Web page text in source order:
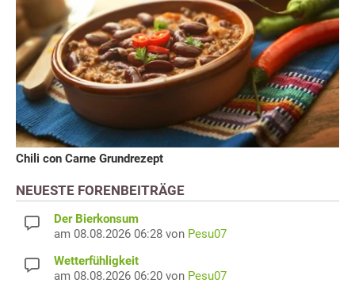
Chili con Carne Grundrezept
NEUESTE FORENBEITRÄGE
Der Bierkonsum
am 08.08.2026 06:28 von Pesu07
Wetterfühligkeit
am 08.08.2026 06:20 von Pesu07